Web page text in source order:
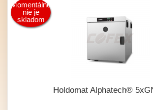
Momentálne
nie je
skladom
Holdomat Alphatech®